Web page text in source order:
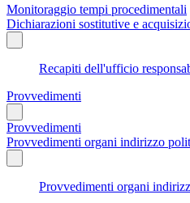
Monitoraggio tempi procedimentali
Dichiarazioni sostitutive e
Recapiti dell'ufficio
Provvedimenti
Provvedimenti
Provvedimenti organi indirizzo
Provvedimenti organi